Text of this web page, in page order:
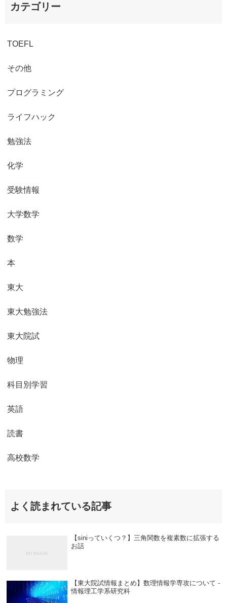
カテゴリー
TOEFL
その他
プログラミング
ライフハック
勉強法
化学
受験情報
大学数学
数学
本
東大
東大勉強法
東大院試
物理
科目別学習
英語
読書
高校数学
よく読まれている記事
【siniっていくつ？】三角関数を複素数に拡張する
お話
【東大院試情報まとめ】数理情報学専攻について -
情報理工学系研究科